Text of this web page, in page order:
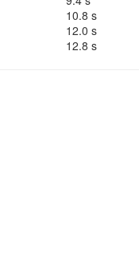
10.8 s
12.0 s
12.8 s